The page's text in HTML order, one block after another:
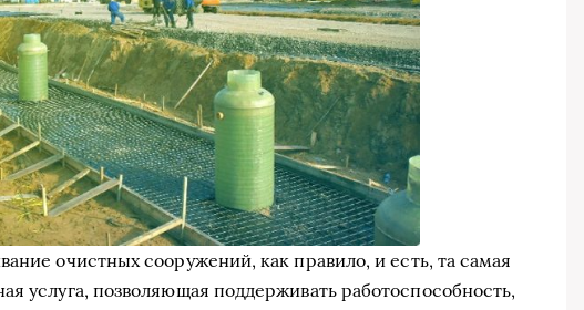
очистных сооружений, как правило, и есть, та самая
услуга, позволяющая поддерживать работоспособность,